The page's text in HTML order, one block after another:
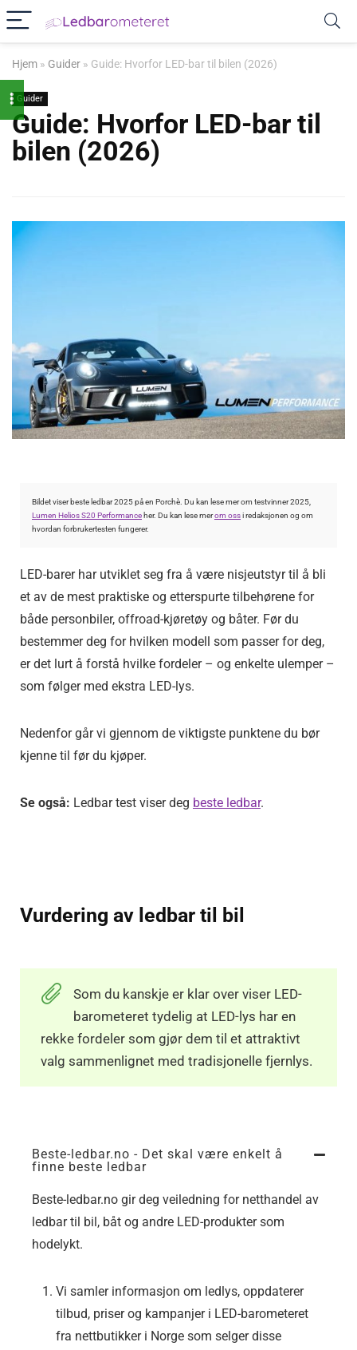
Hjem » Guider » Guide: Hvorfor LED-bar til bilen (2026)
Guider
Guide: Hvorfor LED-bar til
bilen (2026)
Bildet viser beste ledbar 2025 på en Porchè. Du kan lese mer om testvinner 2025,
Lumen Helios S20 Performance her. Du kan lese merom ossi redaksjonen og om
hvordan forbrukertesten fungerer.
LED-barer har utviklet seg fra å være nisjeutstyr til å bli
et av de mest praktiske og etterspurte tilbehørene for
både personbiler, offroad-kjøretøy og båter. Før du
bestemmer deg for hvilken modell som passer for deg,
er det lurt å forstå hvilke fordeler – og enkelte ulemper –
som følger med ekstra LED-lys.
Nedenfor går vi gjennom de viktigste punktene du bør
kjenne til før du kjøper.
Se også: Ledbar test viser deg beste ledbar.
Vurdering av ledbar til bil
Som du kanskje er klar over viser LED-
barometeret tydelig at LED-lys har en
rekke fordeler som gjør dem til et attraktivt
valg sammenlignet med tradisjonelle fjernlys.
Beste-ledbar.no - Det skal være enkelt å
finne beste ledbar
Beste-ledbar.no gir deg veiledning for netthandel av
ledbar til bil, båt og andre LED-produkter som
hodelykt.
Vi samler informasjon om ledlys, oppdaterer
tilbud, priser og kampanjer i LED-barometeret
fra nettbutikker i Norge som selger disse